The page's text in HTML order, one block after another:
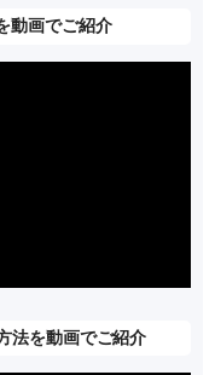
動画でご紹介
法を動画でご紹介